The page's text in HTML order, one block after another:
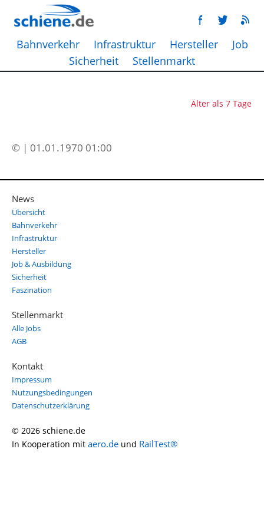
Bahnverkehr Infrastruktur Hersteller
Job
Sicherheit
Stellenmarkt
Älter als 7 Tage
© | 01.01.1970 01:00
News
Übersicht
Bahnverkehr
Infrastruktur
Hersteller
Job & Ausbildung
Sicherheit
Faszination
Stellenmarkt
Alle Jobs
AGB
Kontakt
Impressum
Nutzungsbedingungen
Datenschutzerklärung
© 2026 schiene.de
In Kooperation mit aero.de und RailTest®